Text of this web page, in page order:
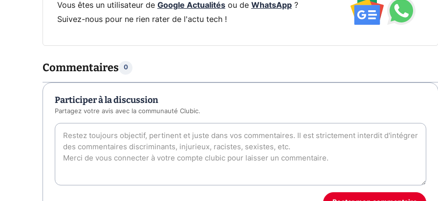
Vous êtes un utilisateur de Google Actualitésou de WhatsApp?
Suivez-nous pour ne rien rater de l'actu tech !
Commentaires 0
Participer à la discussion
Partagez votre avis avec la communauté Clubic.